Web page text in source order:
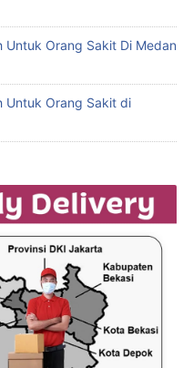
Untuk Orang Sakit Di Medan
Untuk Orang Sakit di